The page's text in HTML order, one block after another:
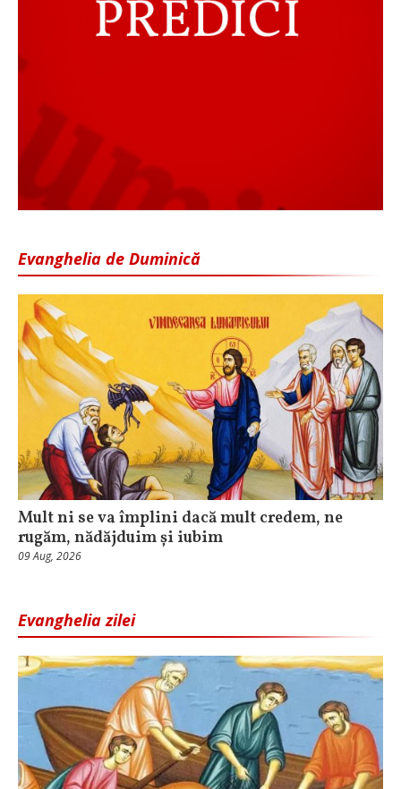
Evanghelia de Duminică
Mult ni se va împlini dacă mult credem, ne
rugăm, nădăjduim și iubim
09 Aug, 2026
Evanghelia zilei